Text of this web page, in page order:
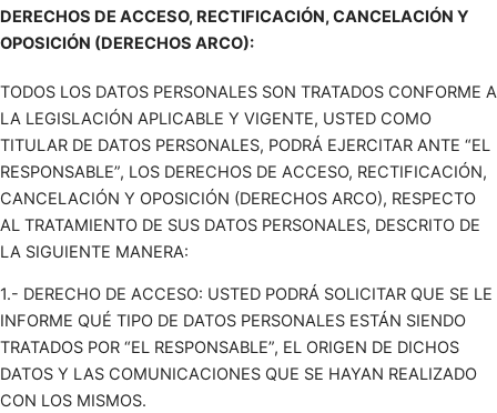
DERECHOS DE ACCESO, RECTIFICACIÓN, CANCELACIÓN Y
OPOSICIÓN (DERECHOS ARCO):
TODOS LOS DATOS PERSONALES SON TRATADOS CONFORME A
LA LEGISLACIÓN APLICABLE Y VIGENTE, USTED COMO
TITULAR DE DATOS PERSONALES, PODRÁ EJERCITAR ANTE “EL
RESPONSABLE”, LOS DERECHOS DE ACCESO, RECTIFICACIÓN,
CANCELACIÓN Y OPOSICIÓN (DERECHOS ARCO), RESPECTO
AL TRATAMIENTO DE SUS DATOS PERSONALES, DESCRITO DE
LA SIGUIENTE MANERA:
1.- DERECHO DE ACCESO: USTED PODRÁ SOLICITAR QUE SE LE
INFORME QUÉ TIPO DE DATOS PERSONALES ESTÁN SIENDO
TRATADOS POR “EL RESPONSABLE”, EL ORIGEN DE DICHOS
DATOS Y LAS COMUNICACIONES QUE SE HAYAN REALIZADO
CON LOS MISMOS.